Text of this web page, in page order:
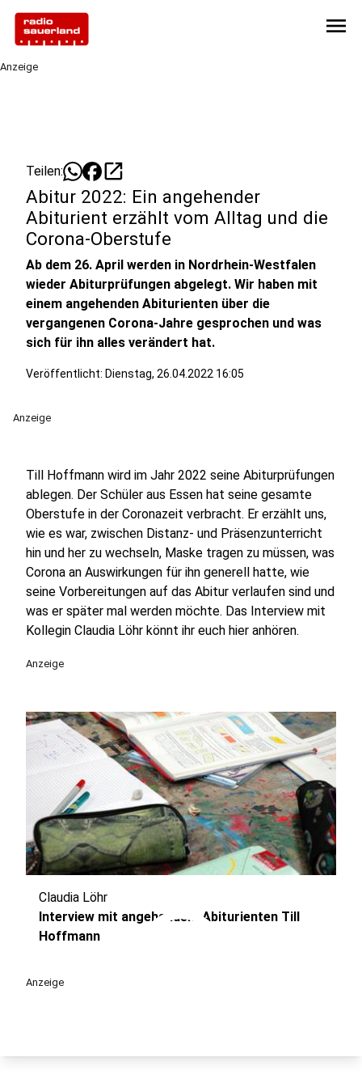
menu
Anzeige
Teilen: open_in_new
Abitur 2022: Ein angehender
Abiturient erzählt vom Alltag und die
Corona-Oberstufe
Ab dem 26. April werden in Nordrhein-Westfalen
wieder Abiturprüfungen abgelegt. Wir haben mit
einem angehenden Abiturienten über die
vergangenen Corona-Jahre gesprochen und was
sich für ihn alles verändert hat.
Veröffentlicht: Dienstag, 26.04.2022 16:05
Anzeige
Till Hoffmann wird im Jahr 2022 seine Abiturprüfungen
ablegen. Der Schüler aus Essen hat seine gesamte
Oberstufe in der Coronazeit verbracht. Er erzählt uns,
wie es war, zwischen Distanz- und Präsenzunterricht
hin und her zu wechseln, Maske tragen zu müssen, was
Corona an Auswirkungen für ihn generell hatte, wie
seine Vorbereitungen auf das Abitur verlaufen sind und
was er später mal werden möchte. Das Interview mit
Kollegin Claudia Löhr könnt ihr euch hier anhören.
Anzeige
play_circle
Claudia Löhr
Interview mit angehendem Abiturienten Till
Hoffmann
Anzeige